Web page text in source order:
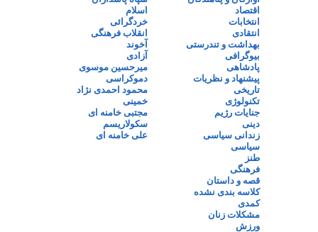
اقتصاد
انتخابات
انتقادی
بهداشت و تندرستی
بیوگرافی
پادشاهی
پیشنهاد و نظریات
تاریخی
تکنولوژی
جنایات رژیم
دینی
زندانی سیاسی
سیاسی
طنز
فرهنگی
قصه و داستان
کلاسه بندی نشده
کمدی
مشکلات زنان
ورزش
اسلام
خردگرائی
انقلاب فرهنگی
آخوند
آزادی
میرحسین موسوی
دموکراسی
محمود احمدی نژاد
خمینی
مجتبی خامنه ای
سکولاریسم
علی خامنه ای